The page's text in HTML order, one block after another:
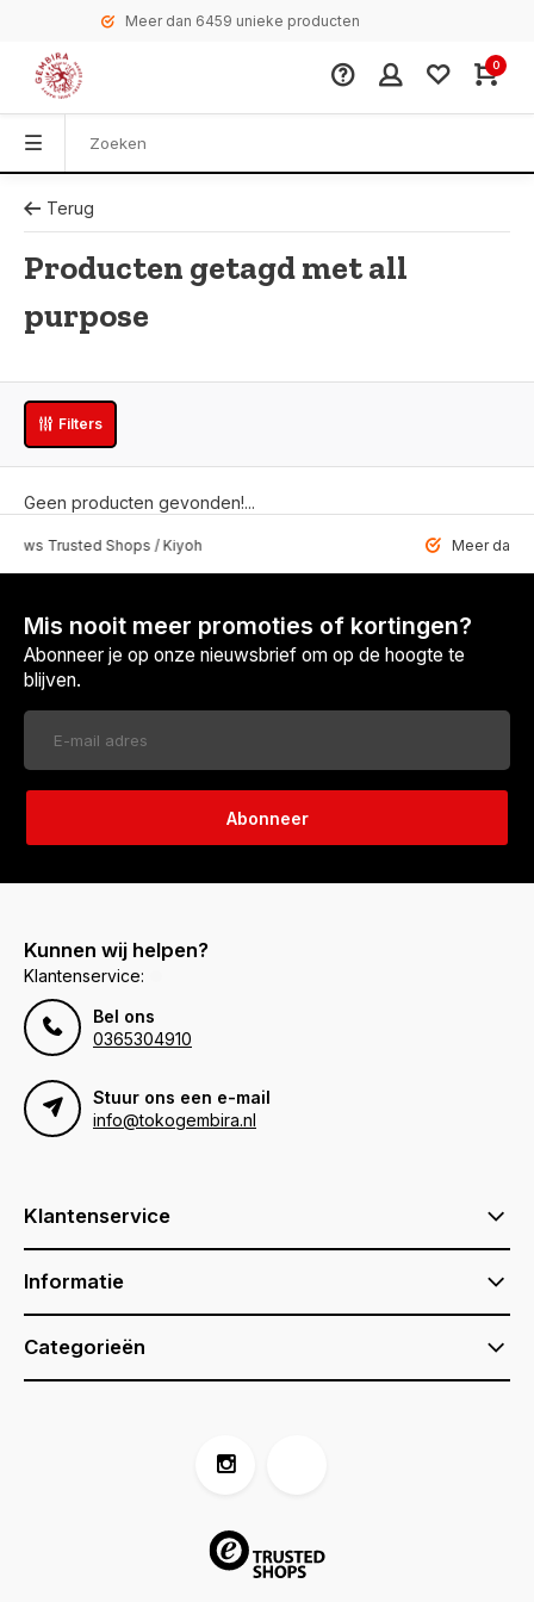
Meer dan 6459 unieke producten
0
Terug
Producten getagd met all
purpose
Filters
Geen producten gevonden!...
Shops / Kiyoh Meer dan 6459
Mis nooit meer promoties of kortingen?
Abonneer je op onze nieuwsbrief om op de hoogte te
blijven.
Abonneer
Kunnen wij helpen?
Klantenservice:
Bel ons
0365304910
Stuur ons een e-mail
info@tokogembira.nl
Klantenservice
Informatie
Categorieën